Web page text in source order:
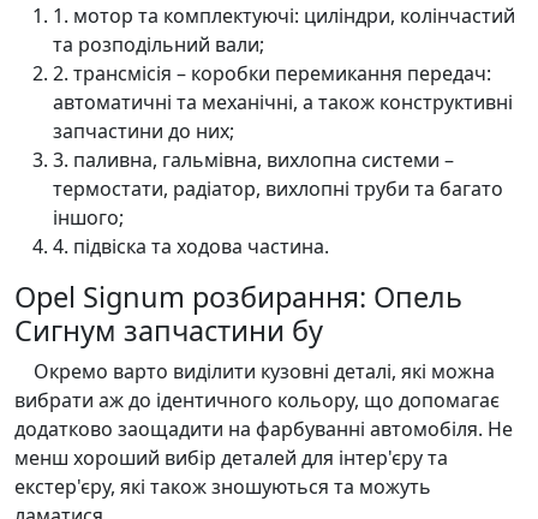
1. мотор та комплектуючі: циліндри, колінчастий
та розподільний вали;
2. трансмісія – коробки перемикання передач:
автоматичні та механічні, а також конструктивні
запчастини до них;
3. паливна, гальмівна, вихлопна системи –
термостати, радіатор, вихлопні труби та багато
іншого;
4. підвіска та ходова частина.
Opel Signum розбирання: Опель
Сигнум запчастини бу
Окремо варто виділити кузовні деталі, які можна
вибрати аж до ідентичного кольору, що допомагає
додатково заощадити на фарбуванні автомобіля. Не
менш хороший вибір деталей для інтер'єру та
екстер'єру, які також зношуються та можуть